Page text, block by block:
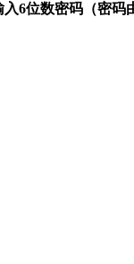
入6位数密码（密码